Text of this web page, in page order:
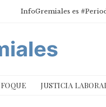
InfoGremiales es
JUSTICIA